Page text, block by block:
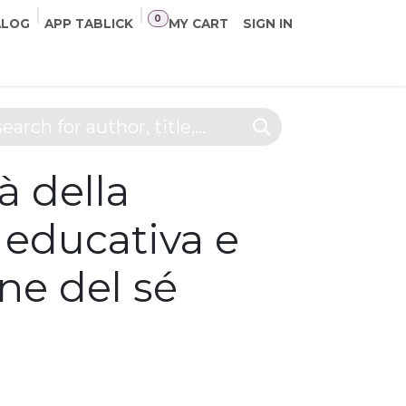
APP TABLICK MY CART
0 SIGN IN
della
e
del sé